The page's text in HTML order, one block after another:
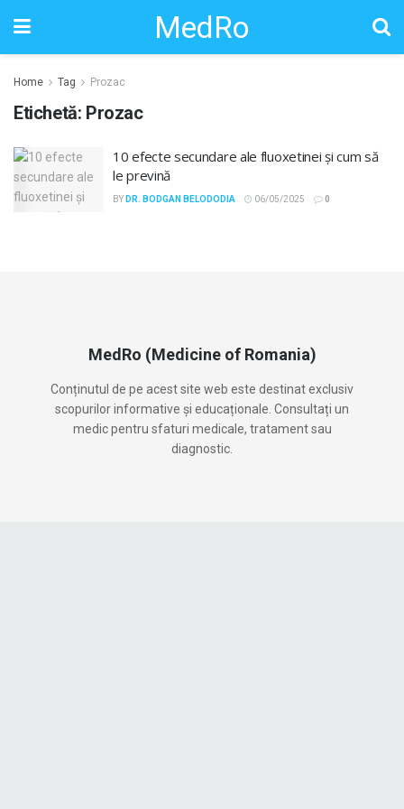
MedRo
Home Tag Prozac
Etichetă: Prozac
10 efecte secundare ale fluoxetinei și cum să
le prevină
BY DR. BODGAN BELODODIA 06/05/2025 0
MedRo (Medicine of Romania)
Conținutul de pe acest site web este destinat exclusiv
scopurilor informative și educaționale. Consultați un
medic pentru sfaturi medicale, tratament sau
diagnostic.